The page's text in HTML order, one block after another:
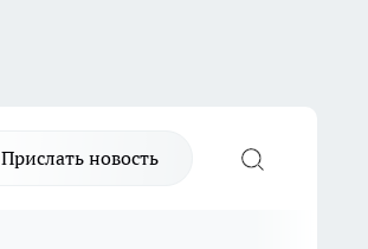
Прислать новость